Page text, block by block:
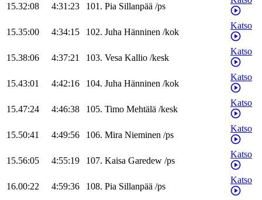
15.32:08 4:31:23 101. Pia Sillanpää /ps
15.35:00 4:34:15 102. Juha Hänninen /kok
Katso
15.38:06 4:37:21 103. Vesa Kallio /kesk
Katso
15.43:01 4:42:16 104. Juha Hänninen /kok
Katso
15.47:24 4:46:38 105. Timo Mehtälä /kesk
Katso
15.50:41 4:49:56 106. Mira Nieminen /ps
Katso
15.56:05 4:55:19 107. Kaisa Garedew /ps
Katso
16.00:22 4:59:36 108. Pia Sillanpää /ps
Katso